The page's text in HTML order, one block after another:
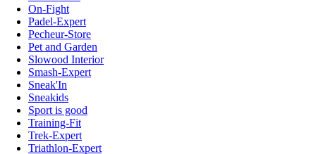
On-Fight
Padel-Expert
Pecheur-Store
Pet and Garden
Slowood Interior
Smash-Expert
Sneak'In
Sneakids
Sport is good
Training-Fit
Trek-Expert
Triathlon-Expert